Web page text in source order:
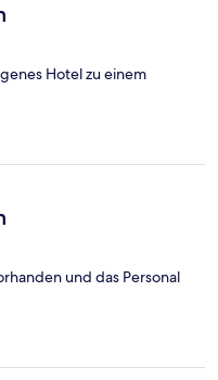
Hotel zu einem
und das Personal